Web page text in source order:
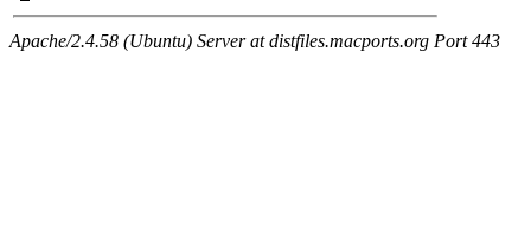
Apache/2.4.58 (Ubuntu) Server at distfiles.macports.org Port 443